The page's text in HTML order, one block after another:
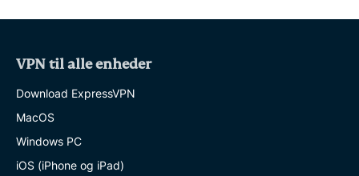
VPN til alle enheder
Download ExpressVPN
MacOS
Windows PC
iOS (iPhone og iPad)